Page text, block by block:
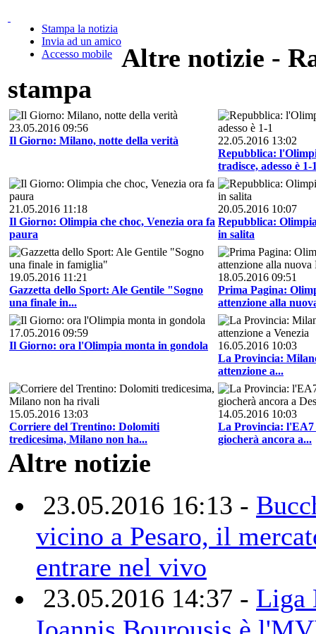
Stampa la notizia
Invia ad un amico
Accesso mobile
Altre notizie -
stampa
23.05.2016 09:56
Il Giorno: Milano, notte della verità
22.05.2016 13:02
Repubblica:
tradisce, adesso è 1-
21.05.2016 11:18
Il Giorno: Olimpia che choc, Venezia ora fa
paura
20.05.2016 10:07
Repubblica:
in salita
19.05.2016 11:21
Gazzetta dello Sport: Ale Gentile "Sogno
una finale in...
18.05.2016 09:51
Prima Pagina:
attenzione alla
17.05.2016 09:59
Il Giorno: ora l'Olimpia monta in gondola
16.05.2016 10:03
La Provincia:
attenzione a...
15.05.2016 13:03
Corriere del Trentino: Dolomiti
tredicesima, Milano non ha...
14.05.2016 10:03
La Provincia: l'EA7
giocherà ancora a...
Altre notizie
23.05.2016 16:13 -
vicino a Pesaro, il
entrare nel vivo
23.05.2016 14:37 - Liga